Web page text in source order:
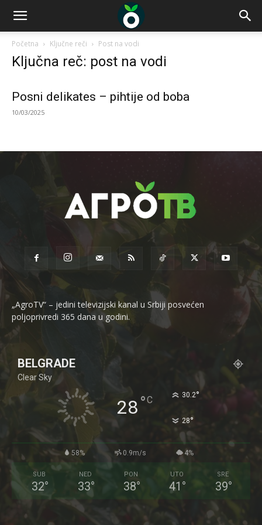
Početna Ključne reči Post na vodi
Ključna reč: post na vodi
Posni delikates – pihtije od boba
10/03/2025
„AgroTV“ – jedini televizijski kanal u Srbiji posvećen
poljoprivredi 365 dana u godini.
BELGRADE
Clear Sky
28°C 30.2°
28°
58% 0.9m/s 4%
SUB
32°
NED
33°
PON
38°
UTO
41 °
SRE
39°